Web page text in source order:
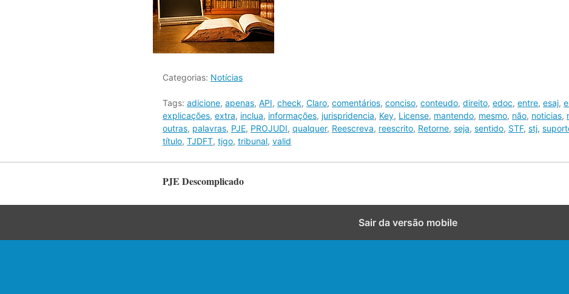
Categorias: Notícias
Tags: adicione, apenas, API, check, Claro, comentários, conciso, conteudo, direito, edoc, entre, esaj,
explicações, extra, inclua, informações, jurispridencia, Key, License, mantendo, mesmo, não, noticias,
outras, palavras, PJE, PROJUDI, qualquer, Reescreva, reescrito, Retorne, seja, sentido, STF, stj,
título, TJDFT, tjgo, tribunal, valid
PJE Descomplicado
Sair da versão mobile